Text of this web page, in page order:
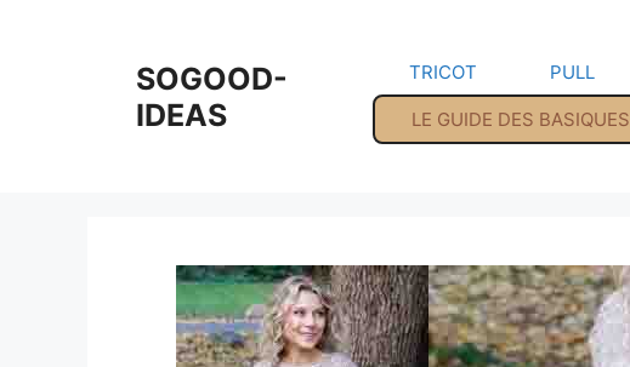
SOGOOD-
IDEAS
TRICOT PULL
LE GUIDE DES BASIQUES